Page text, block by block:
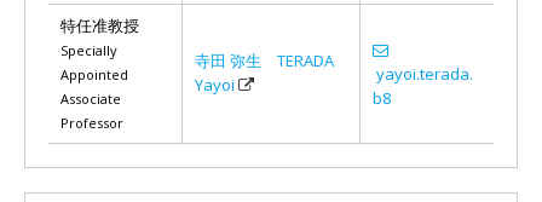
特任准教授
Specially
Appointed
Associate
Professor
寺田 弥生 TERADA
Yayoi
yayoi.terada.
b8